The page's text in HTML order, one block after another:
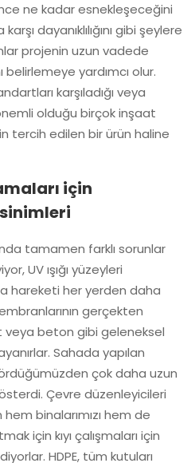
ne kadar esnekleşeceğini
dayanıklılığını gibi şeylere
projenin uzun vadede
belirlemeye yardımcı olur.
karşıladığı veya
olduğu birçok inşaat
tercih edilen bir ürün haline
için
tamamen farklı sorunlar
UV ışığı yüzeyleri
hareketi her yerden daha
gerçekten
veya beton gibi geleneksel
Sahada yapılan
çok daha uzun
Çevre düzenleyicileri
binalarımızı hem de
için kıyı çalışmaları için
HDPE, tüm kutuları